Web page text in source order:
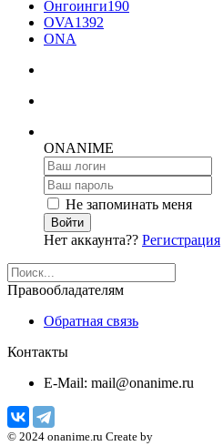
Онгоинги190
OVA1392
ONA
ONANIME
Не запоминать меня
Войти
Нет аккаунта?? Регистрация
Правообладателям
Обратная связь
Контакты
E-Mail: mail@onanime.ru
© 2024 onanime.ru Create by